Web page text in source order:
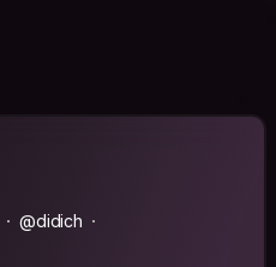
@didich